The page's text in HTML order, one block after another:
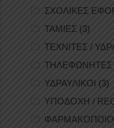
ΣΧΟΛΙΚΕΣ
ΤΑΜΙΕΣ (3)
ΤΕΧΝΙΤΕΣ /
ΤΗΛΕΦΩΝΗΤΕΣ
ΥΔΡΑΥΛΙΚΟΙ (3)
ΥΠΟΔΟΧΗ /